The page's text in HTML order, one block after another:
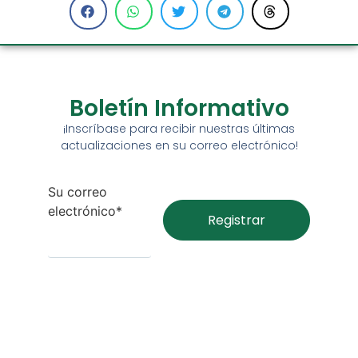
Boletín Informativo
¡Inscríbase para recibir nuestras últimas
actualizaciones en su correo electrónico!
Su correo
electrónico*